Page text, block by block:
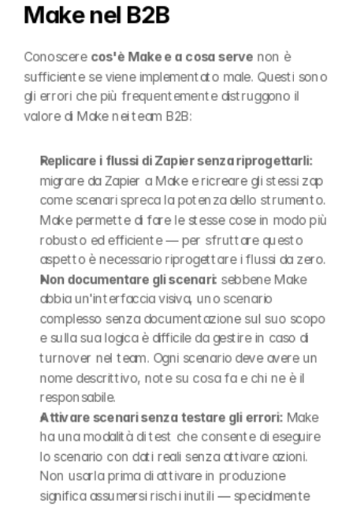
Make nel B2B
Conoscere cos'è Make e a cosa serve non è
sufficiente se viene implementato male. Questi sono
gli errori che più frequentemente distruggono il
valore di Make nei team B2B:
Replicare i flussi di Zapier senza riprogettarli:
migrare da Zapier a Make e ricreare gli stessi zap
come scenari spreca la potenza dello strumento.
Make permette di fare le stesse cose in modo più
robusto ed efficiente — per sfruttare questo
aspetto è necessario riprogettare i flussi da zero.
Non documentare gli scenari: sebbene Make
abbia un'interfaccia visiva, uno scenario
complesso senza documentazione sul suo scopo
e sulla sua logica è difficile da gestire in caso di
turnover nel team. Ogni scenario deve avere un
nome descrittivo, note su cosa fa e chi ne è il
responsabile.
Attivare scenari senza testare gli errori: Make
ha una modalità di test che consente di eseguire
lo scenario con dati reali senza attivare azioni.
Non usarla prima di attivare in produzione
significa assumersi rischi inutili — specialmente